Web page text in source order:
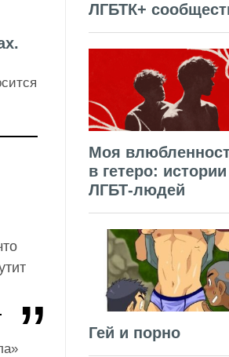
ЛГБТК+
Моя
в гетеро: истории
ЛГБТ-людей
Гей и порно